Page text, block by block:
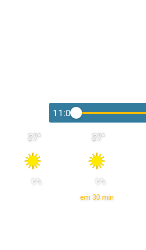
11:00
27°
0 %
em 30 min
27°
0 %